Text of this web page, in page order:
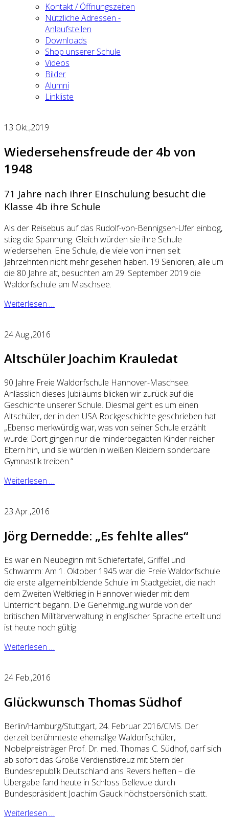
Kontakt / Öffnungszeiten
Nützliche Adressen -
Anlaufstellen
Downloads
Shop unserer Schule
Videos
Bilder
Alumni
Linkliste
13 Okt.,2019
Wiedersehensfreude der 4b von
1948
71 Jahre nach ihrer Einschulung besucht die
Klasse 4b ihre Schule
Als der Reisebus auf das Rudolf-von-Bennigsen-Ufer einbog,
stieg die Spannung. Gleich würden sie ihre Schule
wiedersehen. Eine Schule, die viele von ihnen seit
Jahrzehnten nicht mehr gesehen haben. 19 Senioren, alle um
die 80 Jahre alt, besuchten am 29. September 2019 die
Waldorfschule am Maschsee.
Weiterlesen …
24Aug.,2016
Altschüler Joachim Krauledat
90 Jahre Freie Waldorfschule Hannover-Maschsee.
Anlässlich dieses Jubiläums blicken wir zurück auf die
Geschichte unserer Schule. Diesmal geht es um einen
Altschüler, der in den USA Rockgeschichte geschrieben hat:
„Ebenso merkwürdig war, was von seiner Schule erzählt
wurde: Dort gingen nur die minderbegabten Kinder reicher
Eltern hin, und sie würden in weißen Kleidern sonderbare
Gymnastik treiben.“
Weiterlesen …
23 Apr.,2016
Jörg Dernedde: „Es fehlte alles“
Es war ein Neubeginn mit Schiefertafel, Griffel und
Schwamm: Am 1. Oktober 1945 war die Freie Waldorfschule
die erste allgemeinbildende Schule im Stadtgebiet, die nach
dem Zweiten Weltkrieg in Hannover wieder mit dem
Unterricht begann. Die Genehmigung wurde von der
britischen Militärverwaltung in englischer Sprache erteilt und
ist heute noch gültig.
Weiterlesen …
24 Feb.,2016
Glückwunsch Thomas Südhof
Berlin/Hamburg/Stuttgart, 24. Februar 2016/CMS. Der
derzeit berühmteste ehemalige Waldorfschüler,
Nobelpreisträger Prof. Dr. med. Thomas C. Südhof, darf sich
ab sofort das Große Verdienstkreuz mit Stern der
Bundesrepublik Deutschland ans Revers heften – die
Übergabe fand heute in Schloss Bellevue durch
Bundespräsident Joachim Gauck höchstpersönlich statt.
Weiterlesen …